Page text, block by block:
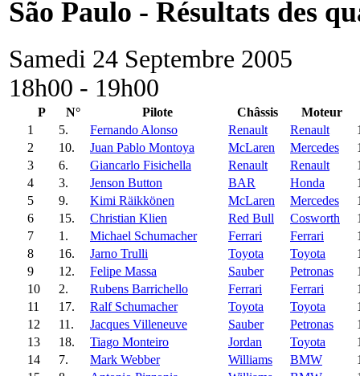
São Paulo - Résultats des
Samedi 24 Septembre 2005
18h00 - 19h00
P N° Pilote Châssis
Moteur
1
5. Fernando Alonso Renault Renault
2
10. Juan Pablo Montoya McLaren Mercedes
3
6. Giancarlo Fisichella Renault Renault
4
3. Jenson Button BAR Honda
5
9. Kimi Räikkönen McLaren Mercedes
6
15. Christian Klien Red Bull Cosworth
7
1. Michael Schumacher Ferrari Ferrari
8
16. Jarno Trulli Toyota Toyota
9
12. Felipe Massa Sauber Petronas
10
2. Rubens Barrichello Ferrari Ferrari
11
17. Ralf Schumacher Toyota Toyota
12
11. Jacques Villeneuve Sauber Petronas
13
18. Tiago Monteiro Jordan Toyota
14
7. Mark Webber Williams BMW